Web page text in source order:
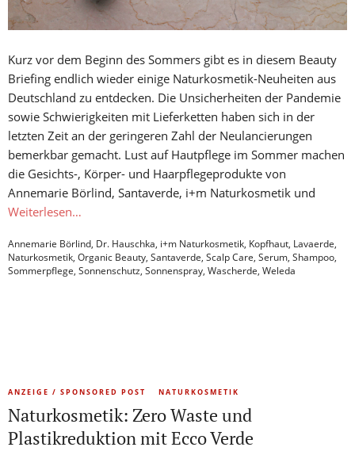
Kurz vor dem Beginn des Sommers gibt es in diesem Beauty
Briefing endlich wieder einige Naturkosmetik-Neuheiten aus
Deutschland zu entdecken. Die Unsicherheiten der Pandemie
sowie Schwierigkeiten mit Lieferketten haben sich in der
letzten Zeit an der geringeren Zahl der Neulancierungen
bemerkbar gemacht. Lust auf Hautpflege im Sommer machen
die Gesichts-, Körper- und Haarpflegeprodukte von
Annemarie Börlind, Santaverde, i+m Naturkosmetik und
Weiterlesen…
Annemarie Börlind, Dr. Hauschka, i+m Naturkosmetik, Kopfhaut, Lavaerde,
Naturkosmetik, Organic Beauty, Santaverde, Scalp Care, Serum, Shampoo,
Sommerpflege, Sonnenschutz, Sonnenspray, Wascherde, Weleda
ANZEIGE / SPONSORED POST NATURKOSMETIK
Naturkosmetik: Zero Waste und
Plastikreduktion mit Ecco Verde